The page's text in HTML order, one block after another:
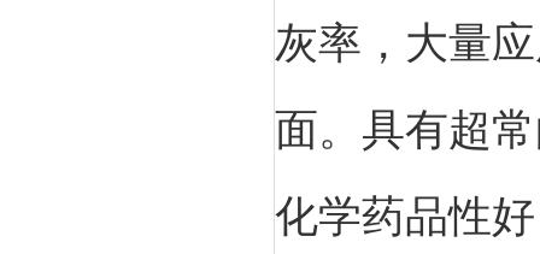
灰率，大量
面。具有超
化学药品性